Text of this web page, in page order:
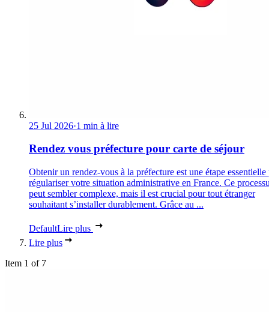
25 Jul 2026·1 min à lire
Rendez vous préfecture pour carte de séjour
Obtenir un rendez-vous à la préfecture est une étape essentielle
régulariser votre situation administrative en France. Ce
peut sembler complexe, mais il est crucial pour tout étranger
souhaitant s’installer durablement. Grâce au ...
DefaultLire plus
Lire plus
Item 1 of 7